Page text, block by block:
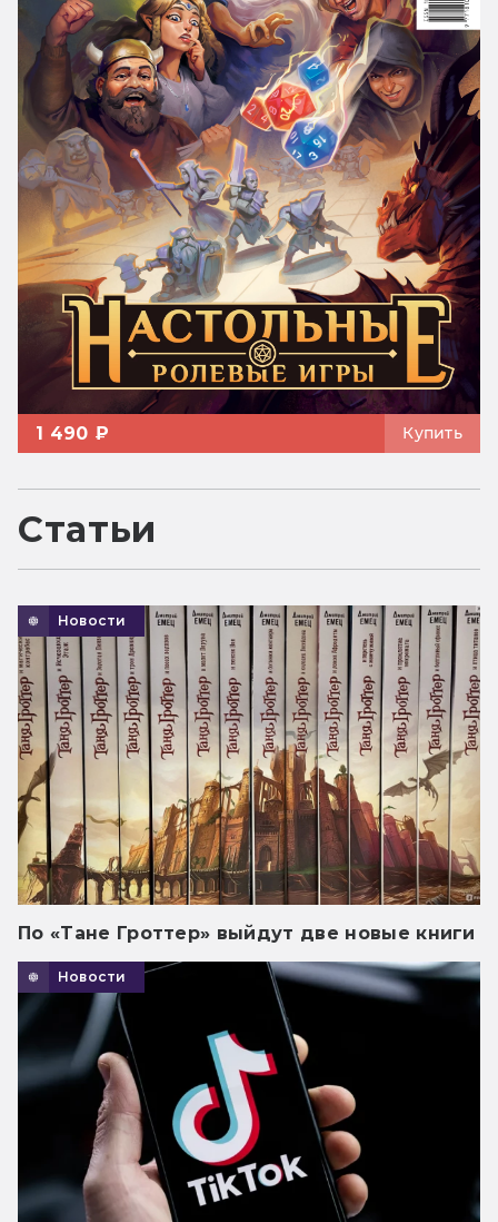
1 490 ₽ Купить
Статьи
Новости
По «Тане Гроттер» выйдут две новые книги
Новости